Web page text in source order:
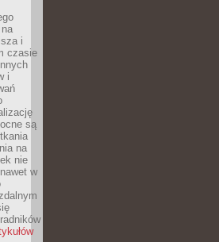
i
czasie
i
są
na
nie
w